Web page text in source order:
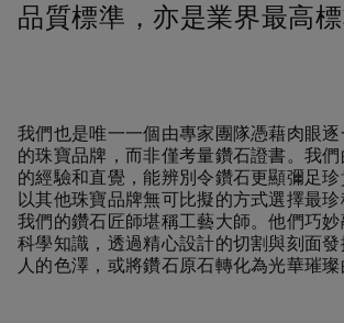
品質標準，亦是業界最高標
我們也是唯一一個由專家團隊憑藉肉眼
的珠寶品牌，而非僅考量鑽石證書。我
的經驗和直覺，能辨別令鑽石更顯彌足珍
以其他珠寶品牌無可比擬的方式選擇最珍
我們的鑽石匠師堪稱工藝大師。他們巧
科學知識，透過精心設計的切割與刻面
人的色澤，或將鑽石原石轉化為光華璀璨